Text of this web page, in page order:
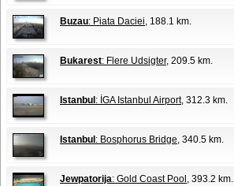
Buzau: Piata Daciei, 188.1 km.
Bukarest: Flere Udsigter, 209.5 km.
Istanbul : İGA Istanbul Airport, 312.3 km.
Istanbul : Bosphorus Bridge, 340.5 km.
Jewpatorija: Gold Coast Pool , 393.2 km.